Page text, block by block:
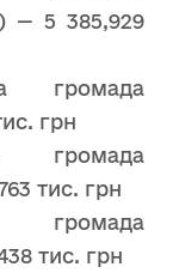
— 5 385,929
громада
грн
громада
тис. грн
громада
тис. грн